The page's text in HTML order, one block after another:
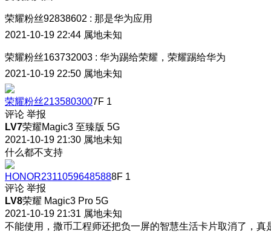
荣耀粉丝92838602 : 那是华为应用
2021-10-19 22:44 属地未知
荣耀粉丝163732003 : 华为踢给荣耀，荣耀踢给华为
2021-10-19 22:50 属地未知
荣耀粉丝2135803007F 1
评论 举报
LV7荣耀Magic3 至臻版 5G
2021-10-19 21:30 属地未知
什么都不支持
HONOR23110596485888F 1
评论 举报
LV8荣耀 Magic3 Pro 5G
2021-10-19 21:31 属地未知
不能使用，撒币工程师还把负一屏的智慧生活卡片取消了，真